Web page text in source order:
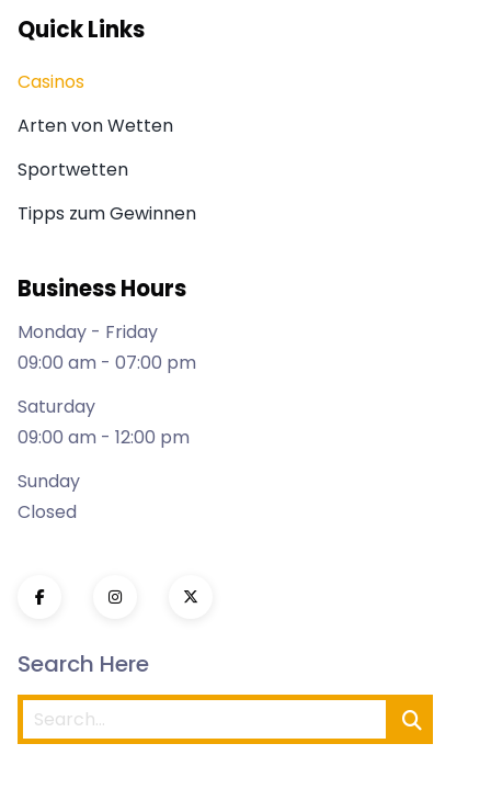
Quick Links
Casinos
Arten von Wetten
Sportwetten
Tipps zum Gewinnen
Business Hours
Monday - Friday
09:00 am - 07:00 pm
Saturday
09:00 am - 12:00 pm
Sunday
Closed
Search Here